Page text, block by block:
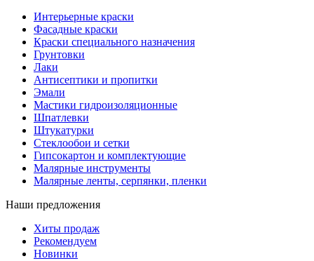
Интерьерные краски
Фасадные краски
Краски специального назначения
Грунтовки
Лаки
Антисептики и пропитки
Эмали
Мастики гидроизоляционные
Шпатлевки
Штукатурки
Стеклообои и сетки
Гипсокартон и комплектующие
Малярные инструменты
Малярные ленты, серпянки, пленки
Наши предложения
Хиты продаж
Рекомендуем
Новинки